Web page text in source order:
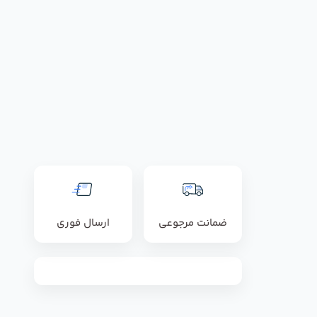
ضمانت مرجوعی ارسال فوری